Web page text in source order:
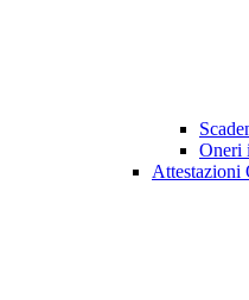
Oneri
Attestazioni